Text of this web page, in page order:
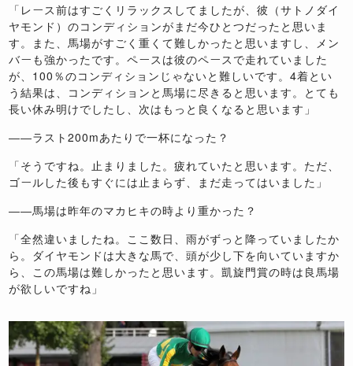
「レース前はすごくリラックスしてましたが、彼（サトノダイ
ヤモンド）のコンディションがまだ今ひとつだったと思いま
す。また、馬場がすごく重くて難しかったと思いますし、メン
バーも強かったです。ペースは彼のペースで走れていました
が、100％のコンディションじゃないと難しいです。4着とい
う結果は、コンディションと馬場に尽きると思います。とても
長い休み明けでしたし、次はもっと良くなると思います」
――ラスト200mあたりで一杯になった？
「そうですね。止まりました。疲れていたと思います。ただ、
ゴールした後もすぐには止まらず、まだ走ってはいました」
――馬場は昨年のマカヒキの時より重かった？
「全然違いましたね。ここ数日、雨がずっと降っていましたか
ら。ダイヤモンドは大きな馬で、頭が少し下を向いていますか
ら、この馬場は難しかったと思います。凱旋門賞の時は良馬場
が欲しいですね」